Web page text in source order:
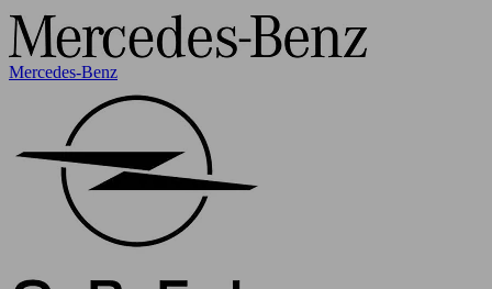
Mercedes-Benz